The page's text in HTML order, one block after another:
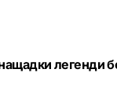
легенди